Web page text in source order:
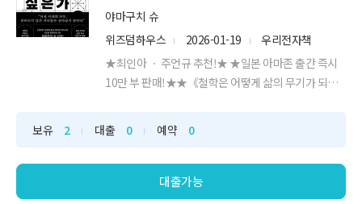
야마구치 슈
위즈덤하우스
2026-01-19
우리전자책
★최인아 ㆍ 주언규 추천!★ ★일본 아마존 출간 즉시
10만 부 판매!★★《철학은 어떻게 삶의 무기가 되는
생은 누가 결정하고 있는가”‘인생’이라는 프로젝트를
위한 자기결정의 기술《나는 어떤 인생을 살고 싶은
가》는 의미를 잃은 시대, 나답게 살아가기 위한 책이자
정체된 삶을 다시 움직이게 하는 생각의 리부...
보유 2 대출 0 예약 0
대출가능